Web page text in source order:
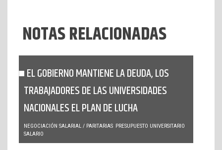
NOTAS RELACIONADAS
EL GOBIERNO MANTIENE LA DEUDA, LOS
TRABAJADORES DE LAS UNIVERSIDADES
NACIONALES EL PLAN DE LUCHA
NEGOCIACIÓN SALARIAL / PARITARIAS PRESUPUESTO UNIVERSITARIO
SALARIO